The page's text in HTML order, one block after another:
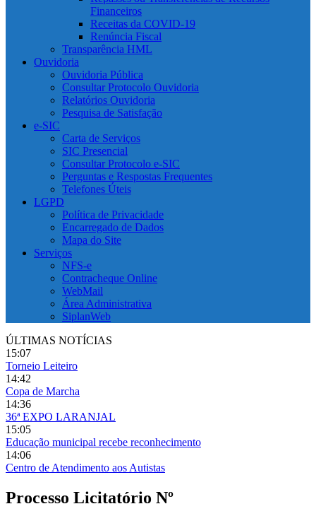
Financeiros
Receitas da COVID-19
Renúncia Fiscal
Transparência HML
Ouvidoria
Ouvidoria Pública
Consultar Protocolo Ouvidoria
Relatórios Ouvidoria
Pesquisa de Satisfação
e-SIC
Carta de Serviços
SIC Presencial
Consultar Protocolo e-SIC
Perguntas e Respostas Frequentes
Telefones Úteis
LGPD
Política de Privacidade
Encarregado de Dados
Mapa do Site
Serviços
NFS-e
Contracheque Online
WebMail
Área Administrativa
SiplanWeb
ÚLTIMAS NOTÍCIAS
15:07
Torneio Leiteiro
14:42
Copa de Marcha
14:36
36ª EXPO LARANJAL
15:05
Educação municipal recebe reconhecimento
14:06
Centro de Atendimento aos Autistas
Processo Licitatório Nº